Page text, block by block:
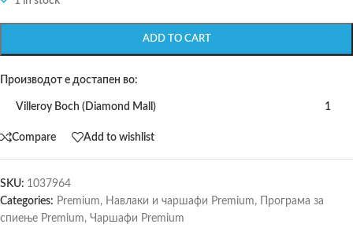
ADD TO CART
Производот е достапен во:
Villeroy Boch (Diamond Mall) 1
Compare Add to wishlist
SKU: 1037964
Categories: Premium, Навлаки и чаршафи Premium,
Програма за
спиење Premium, Чаршафи Premium